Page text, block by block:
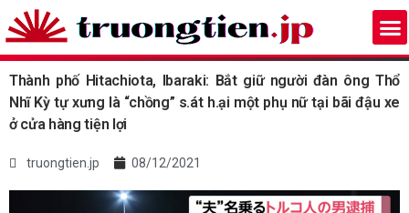
Thành phố Hitachiota, Ibaraki: Bắt giữ người đàn ông Thổ
Nhĩ Kỳ tự xưng là “chồng” s.át h.ại một phụ nữ tại bãi đậu xe
ở cửa hàng tiện lợi
truongtien.jp 08/12/2021